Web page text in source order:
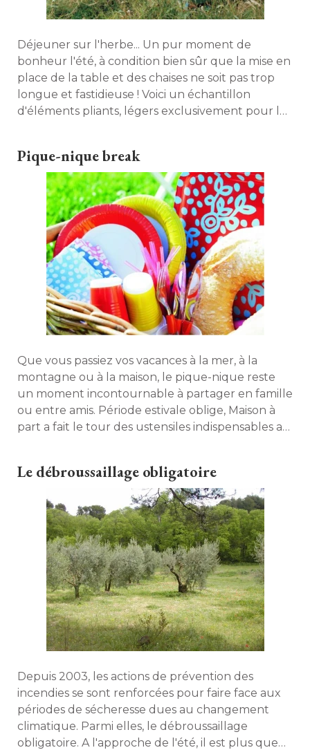
Déjeuner sur l'herbe... Un pur moment de
bonheur l'été, à condition bien sûr que la mise en
place de la table et des chaises ne soit pas trop
longue et fastidieuse ! Voici un échantillon
d'éléments pliants, légers exclusivement pour le
Pique-nique break
Que vous passiez vos vacances à la mer, à la
montagne ou à la maison, le pique-nique reste
un moment incontournable à partager en famille
ou entre amis. Période estivale oblige, Maison à
part a fait le tour des ustensiles indispensables au
Le débroussaillage obligatoire
Depuis 2003, les actions de prévention des
incendies se sont renforcées pour faire face aux
périodes de sécheresse dues au changement
climatique. Parmi elles, le débroussaillage
obligatoire. A l'approche de l'été, il est plus que